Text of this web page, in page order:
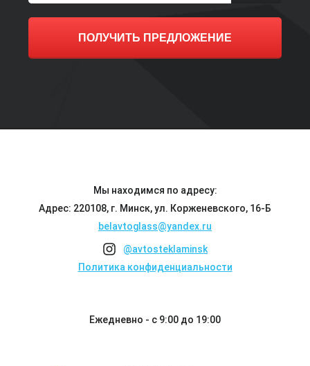
ПОЛУЧИТЬ ПРЕДЛОЖЕНИЕ
Мы находимся по адресу:
Адрес: 220108, г. Минск, ул. Корженевского, 16-Б
belavtoglass@yandex.ru
@avtosteklaminsk
Политика конфиденциальности
Ежедневно - с 9:00 до 19:00